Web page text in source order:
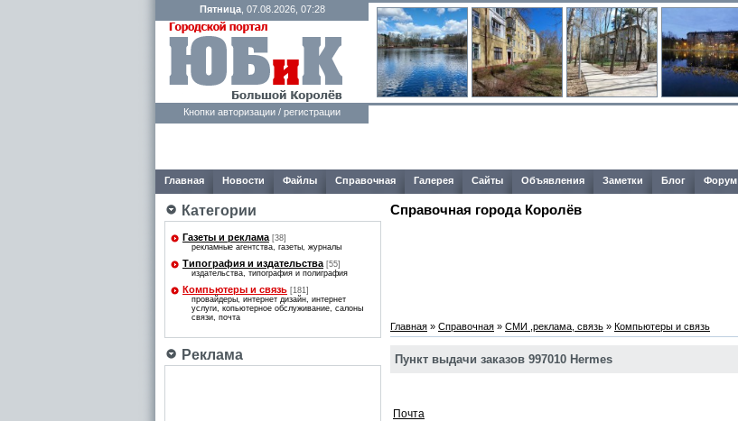
Пятница, 07.08.2026, 07:28
Кнопки авторизации / регистрации
Главная Новости Файлы Справочная Галерея Сайты Объявления Заметки Блог Форум
Категории
Газеты и реклама [38]
рекламные агентства, газеты, журналы
Типография и издательства [55]
издательства, типография и полиграфия
Компьютеры и связь [181]
провайдеры, интернет дизайн, интернет
услуги, копьютерное обслуживание, салоны
связи, почта
Реклама
Справочная города Королёв
Главная » Справочная » СМИ ,реклама, связь » Компьютеры и связь
Пункт выдачи заказов 997010 Hermes
Почта